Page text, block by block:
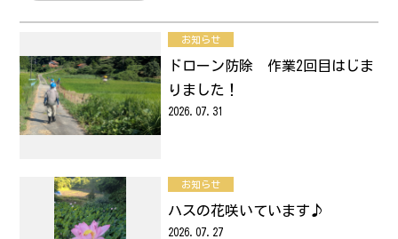
お問い合わせ
お知らせ
ドローン防除 作業2回目はじま
りました！
2026.07.31
お知らせ
ハスの花咲いています♪
2026.07.27